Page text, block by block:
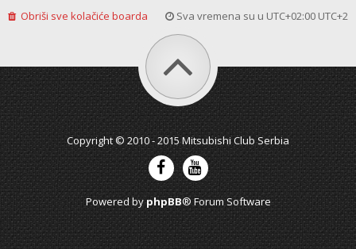
Obriši sve kolačiće boarda Sva vremena su u UTC+02:00 UTC+2
Copyright © 2010 - 2015 Mitsubishi Club Serbia
Powered byphpBB® Forum Software